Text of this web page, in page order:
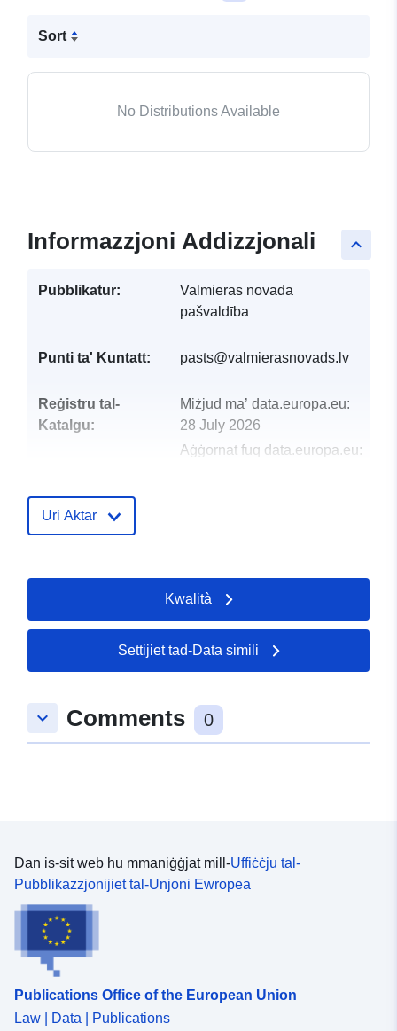
Sort
No Distributions Available
keyboard_arrow_up
Informazzjoni Addizzjonali
Pubblikatur:
Valmieras novada
pašvaldība
Punti ta' Kuntatt: pasts@valmierasnovads.lv
Reġistru tal-
Katalgu:
Miżjud ma’ data.europa.eu:
28 July 2026
Aġġornat fuq data.europa.eu:
Identifikaturi:
Aċċess:
restricted
Uri Aktar
Kwalità
Settijiet tad-Data simili
keyboard_arrow_down Comments 0
Dan is-sit web hu mmaniġġjat mill-Uffiċċju tal-
Pubblikazzjonijiet tal-Unjoni Ewropea
Publications Office of the European Union
Law | Data | Publications